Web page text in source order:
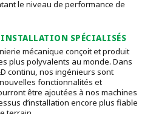
le niveau de performance de
SPÉCIALISÉS
mécanique conçoit et produit
plus polyvalents au monde. Dans
continu, nos ingénieurs sont
fonctionnalités et
être ajoutées à nos machines
d’installation encore plus fiable